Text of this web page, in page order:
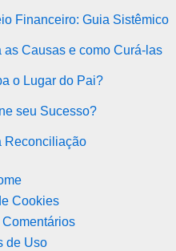
Financeiro: Guia Sistêmico
as Causas e como Curá-las
o Lugar do Pai?
seu Sucesso?
Reconciliação
Cookies
de Uso